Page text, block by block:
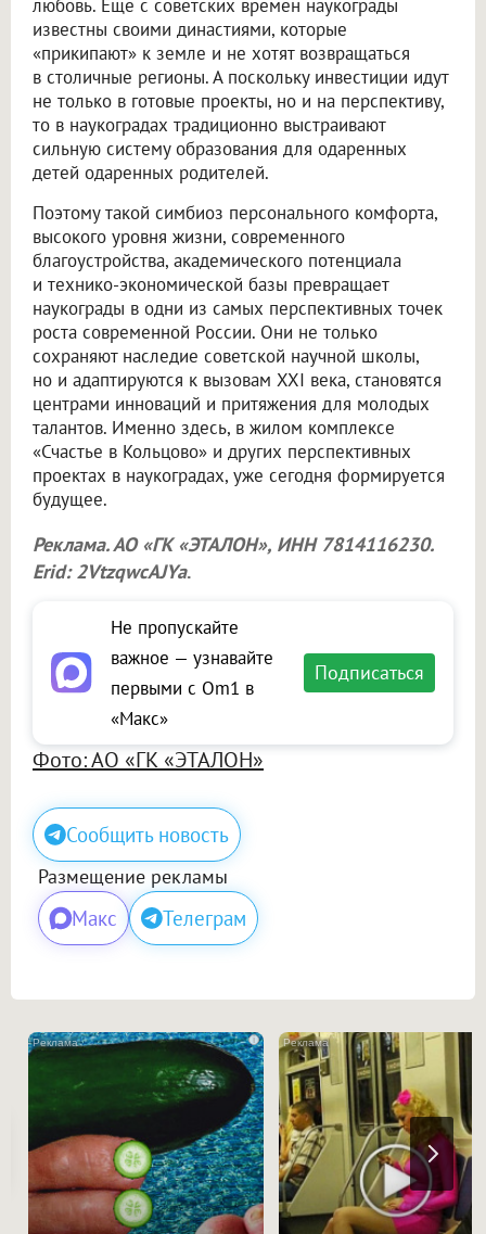
любовь. Еще с советских времен наукограды
известны своими династиями, которые
«прикипают» к земле и не хотят возвращаться
в столичные регионы. А поскольку инвестиции идут
не только в готовые проекты, но и на перспективу,
то в наукоградах традиционно выстраивают
сильную систему образования для одаренных
детей одаренных родителей.
Поэтому такой симбиоз персонального комфорта,
высокого уровня жизни, современного
благоустройства, академического потенциала
и технико-экономической базы превращает
наукограды в одни из самых перспективных точек
роста современной России. Они не только
сохраняют наследие советской научной школы,
но и адаптируются к вызовам XXI века, становятся
центрами инноваций и притяжения для молодых
талантов. Именно здесь, в жилом комплексе
«Счастье в Кольцово» и других перспективных
проектах в наукоградах, уже сегодня формируется
будущее.
Реклама. АО «ГК «ЭТАЛОН», ИНН 7814116230.
Erid: 2VtzqwcAJYa.
Не пропускайте
важное — узнавайте
первыми с Om1 в
«Макс»
Подписаться
Фото: АО «ГК «ЭТАЛОН»
Сообщить новость
Размещение рекламы
Макс Телеграм
i